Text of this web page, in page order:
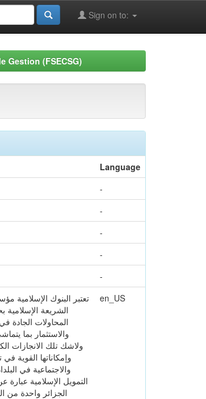
Sign on to:
Gestion (FSECSG)
Language
-
-
-
-
-
تعتبر البنوك الإسلامية
الشريعة الإسلامية
المحاولات الجادة
والاستثمار بما
ولاشك تلك الانجازات
وإمكاناتها القوية
والاجتماعية في
التمويل الإسلامية
الجزائر واحدة من
en_US